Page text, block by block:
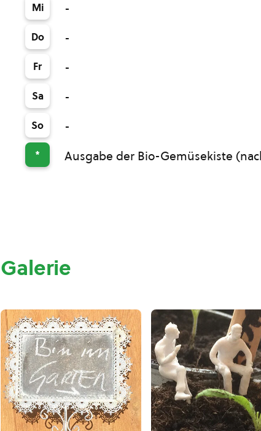
Mi -
Do -
Fr -
Sa -
So -
* Ausgabe der Bio-Gemüsekiste
Galerie